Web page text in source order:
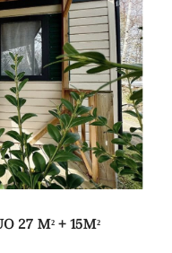
27 M² + 15M²